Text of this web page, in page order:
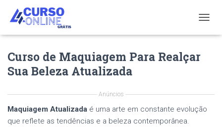
O
I
Curso de Maquiagem Para Realçar
Sua Beleza Atualizada
Anúncios
Maquiagem Atualizada é uma arte em constante evolução
que reflete as tendências e a beleza contemporânea.